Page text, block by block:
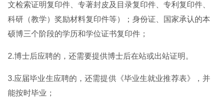
文检索证明复印件、专著封皮及目录复印件、专利复印件、
科研（教学）奖励材料复印件等）；身份证、国家承认的本
硕博三个阶段的学历和学位证书复印件；
2.博士后应聘的，还需要提供博士后在站或出站证明。
3.应届毕业生应聘的，还需提供《毕业生就业推荐表》，并
能按时毕业；